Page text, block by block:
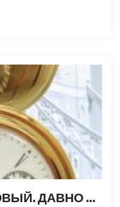
БЮДЖЕТ НЕ РЕЗИНОВЫЙ. ДАВНО ИЗВЕСТНО – НАЛОГОМ МОЖНО ОБЛОЖИТЬ ВСЕ ЧТО УГОДНО